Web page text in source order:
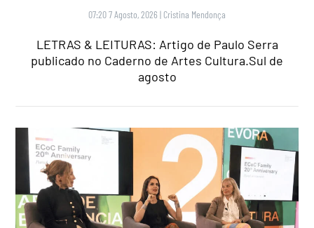
07:20 7 Agosto, 2026 | Cristina Mendonça
LETRAS & LEITURAS: Artigo de Paulo Serra
publicado no Caderno de Artes Cultura.Sul de
agosto